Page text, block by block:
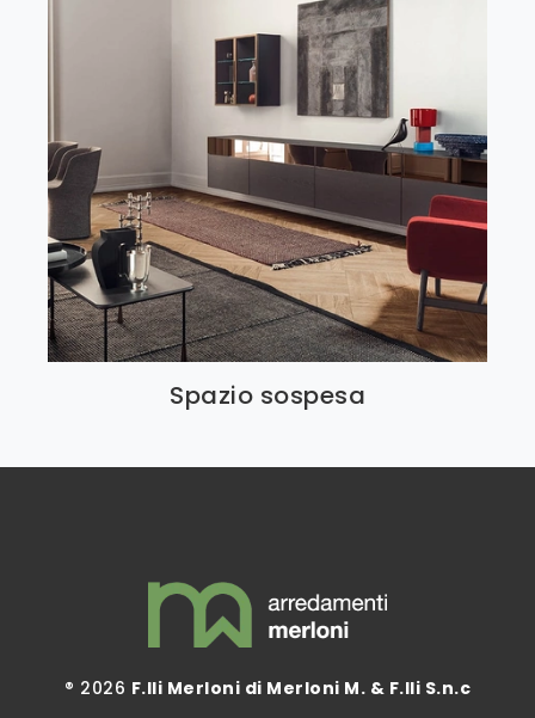
Spazio sospesa
® 2026 F.lli Merloni di Merloni M. & F.lli S.n.c